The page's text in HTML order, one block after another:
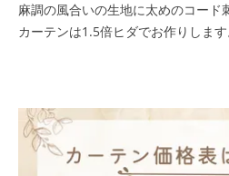
麻調の風合いの生地に太めのコード
カーテンは1.5倍ヒダでお作りします